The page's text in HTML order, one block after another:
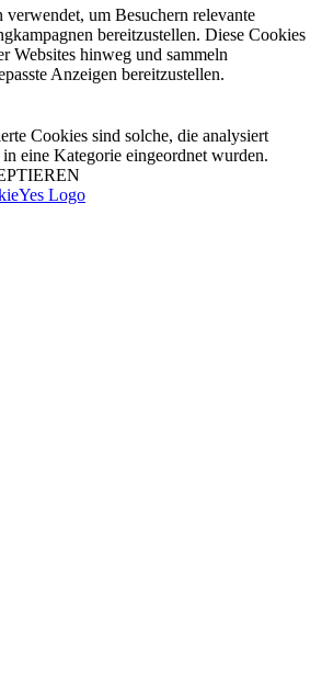
um Besuchern relevante
bereitzustellen. Diese Cookies
Websites hinweg und sammeln
Anzeigen bereitzustellen.
Cookies sind solche, die analysiert
eine Kategorie eingeordnet wurden.